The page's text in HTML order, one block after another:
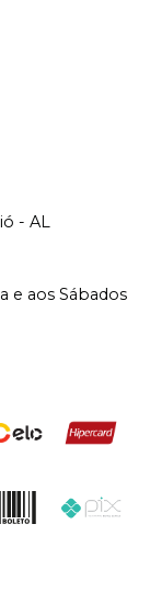
- AL
e aos Sábados